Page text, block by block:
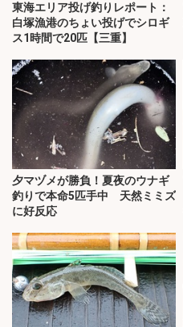
東海エリア投げ釣りレポート：
白塚漁港のちょい投げでシロギ
ス1時間で20匹【三重】
夕マヅメが勝負！夏夜のウナギ
釣りで本命5匹手中 天然ミミズ
に好反応